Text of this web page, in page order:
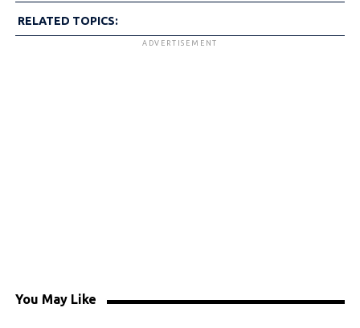
RELATED TOPICS:
ADVERTISEMENT
You May Like